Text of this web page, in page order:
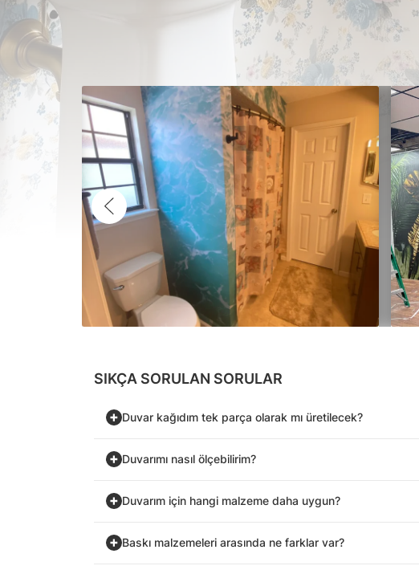
SIKÇA SORULAN SORULAR
Duvar kağıdım tek parça olarak mı üretilecek?
Duvarımı nasıl ölçebilirim?
Duvarım için hangi malzeme daha uygun?
Baskı malzemeleri arasında ne farklar var?